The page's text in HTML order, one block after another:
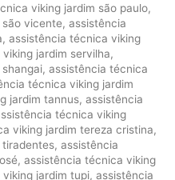
viking jardim são paulo,
vicente, assistência
, assistência técnica viking
jardim servilha,
, assistência técnica
técnica viking jardim
jardim tannus, assistência
técnica viking
viking jardim tereza cristina,
, assistência
, assistência técnica viking
jardim tupi, assistência